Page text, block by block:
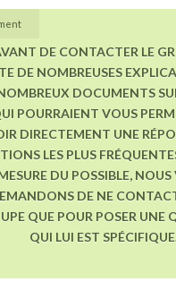
DE CONTACTER LE
DE NOMBREUSES
DOCUMENTS
POURRAIENT VOUS
DIRECTEMENT UNE
LES PLUS
DU POSSIBLE, NOUS
DE NE
QUE POUR POSER UNE
QUI LUI EST